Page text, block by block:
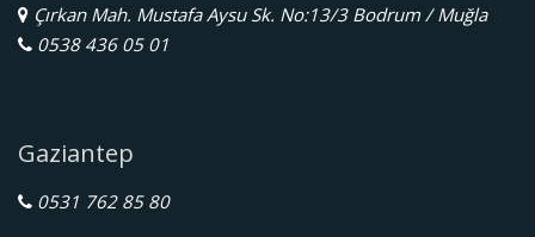
Çırkan Mah. Mustafa Aysu Sk. No:13/3 Bodrum / Muğla
0538 436 05 01
Gaziantep
0531 762 85 80